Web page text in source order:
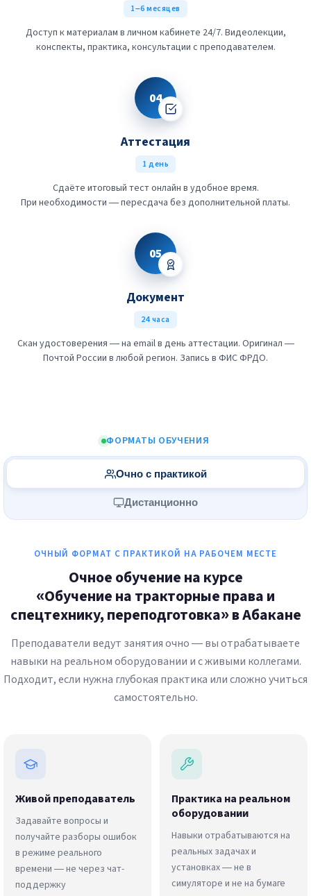
1–6 месяцев
Доступ к материалам в личном кабинете 24/7. Видеолекции,
конспекты, практика, консультации с преподавателем.
04
Аттестация
1 день
Сдаёте итоговый тест онлайн в удобное время.
При необходимости — пересдача без дополнительной платы.
05
Документ
24 часа
Скан удостоверения — на email в день аттестации. Оригинал —
Почтой России в любой регион. Запись в ФИС ФРДО.
ФОРМАТЫ ОБУЧЕНИЯ
Очно с практикой
Дистанционно
ОЧНЫЙ ФОРМАТ С ПРАКТИКОЙ НА РАБОЧЕМ МЕСТЕ
Очное обучение на курсе
«Обучение на тракторные права и
спецтехнику, переподготовка» в Абакане
Преподаватели ведут занятия очно — вы отрабатываете
навыки на реальном оборудовании и с живыми коллегами.
Подходит, если нужна глубокая практика или сложно учиться
самостоятельно.
Живой преподаватель
Задавайте вопросы и
получайте разборы ошибок
в режиме реального
времени — не через чат-
поддержку
Практика на реальном
оборудовании
Навыки отрабатываются на
реальных задачах и
установках — не в
симуляторе и не на бумаге